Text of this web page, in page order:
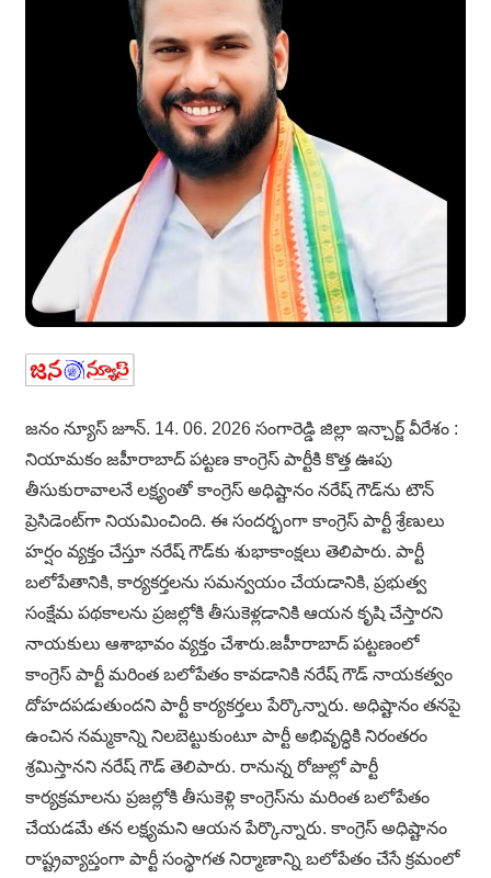
జనం న్యూస్ జూన్. 14. 06. 2026 సంగారెడ్డి జిల్లా ఇన్చార్జ్ వీరేశం :
నియామకం జహీరాబాద్ పట్టణ కాంగ్రెస్ పార్టీకి కొత్త ఊపు
తీసుకురావాలనే లక్ష్యంతో కాంగ్రెస్ అధిష్టానం నరేష్ గౌడ్‌ను టౌన్
ప్రెసిడెంట్‌గా నియమించింది. ఈ సందర్భంగా కాంగ్రెస్ పార్టీ శ్రేణులు
హర్షం వ్యక్తం చేస్తూ నరేష్ గౌడ్‌కు శుభాకాంక్షలు తెలిపారు. పార్టీ
బలోపేతానికి, కార్యకర్తలను సమన్వయం చేయడానికి, ప్రభుత్వ
సంక్షేమ పథకాలను ప్రజల్లోకి తీసుకెళ్లడానికి ఆయన కృషి చేస్తారని
నాయకులు ఆశాభావం వ్యక్తం చేశారు.జహీరాబాద్ పట్టణంలో
కాంగ్రెస్ పార్టీ మరింత బలోపేతం కావడానికి నరేష్ గౌడ్ నాయకత్వం
దోహదపడుతుందని పార్టీ కార్యకర్తలు పేర్కొన్నారు. అధిష్టానం తనపై
ఉంచిన నమ్మకాన్ని నిలబెట్టుకుంటూ పార్టీ అభివృద్ధికి నిరంతరం
శ్రమిస్తానని నరేష్ గౌడ్ తెలిపారు. రానున్న రోజుల్లో పార్టీ
కార్యక్రమాలను ప్రజల్లోకి తీసుకెళ్లి కాంగ్రెస్‌ను మరింత బలోపేతం
చేయడమే తన లక్ష్యమని ఆయన పేర్కొన్నారు. కాంగ్రెస్ అధిష్టానం
రాష్ట్రవ్యాప్తంగా పార్టీ సంస్థాగత నిర్మాణాన్ని బలోపేతం చేసే క్రమంలో